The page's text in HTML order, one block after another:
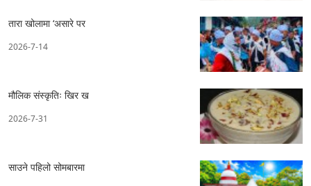
तारा खोलामा ‘असारे पर
2026-7-14
मौलिक संस्कृतिः खिर ख
2026-7-31
साउने पहिलो सोमबारमा